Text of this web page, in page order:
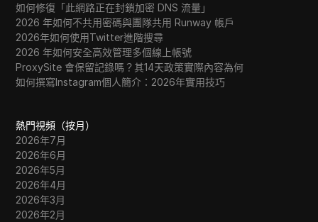
如何修復「此網路正在封鎖加密 DNS 流量」
2026 年如何不共用密碼與團隊共用 Runway 帳戶
2026年如何使用Twitter進階搜尋
2026 年如何安全高效管理多個線上帳號
ProxySite 會保留記錄嗎？其14天政策實際內容為何
如何撰寫Instagram個人簡介：2026年實用技巧
熱門視頻（按月）
2026年7月
2026年6月
2026年5月
2026年4月
2026年3月
2026年2月